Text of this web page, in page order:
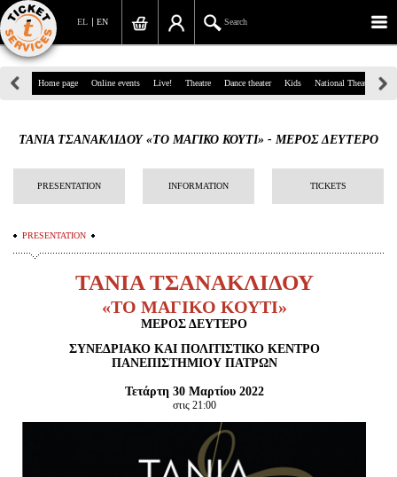
EN
EL Search
39, Panepistimiou Str, Athens
info@ticketservices.gr
Check out
Search your order
Personal Data
Information
Είσοδος διαχειριστή
Home page Online events Live! Theatre Dance theater Kids National Theatre
ΤΑΝΙΑ ΤΣΑΝΑΚΛΙΔΟΥ «ΤΟ ΜΑΓΙΚΟ ΚΟΥΤΙ» - ΜΕΡΟΣ ΔΕΥΤΕΡΟ
PRESENTATION INFORMATION TICKETS
PRESENTATION
ΤΑΝΙΑ ΤΣΑΝΑΚΛΙΔΟΥ
«ΤΟ ΜΑΓΙΚΟ ΚΟΥΤΙ»
ΜΕΡΟΣ ΔΕΥΤΕΡΟ
ΣΥΝΕΔΡΙΑΚΟ ΚΑΙ ΠΟΛΙΤΙΣΤΙΚΟ ΚΕΝΤΡΟ
ΠΑΝΕΠΙΣΤΗΜΙΟΥ ΠΑΤΡΩΝ
Τετάρτη 30 Μαρτίου 2022
στις 21:00